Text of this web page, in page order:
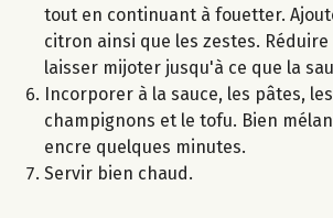
tout en continuant à fouetter.
citron ainsi que les zestes.
laisser mijoter jusqu'à ce que la
Incorporer à la sauce, les pâtes,
champignons et le tofu. Bien
encre quelques minutes.
Servir bien chaud.